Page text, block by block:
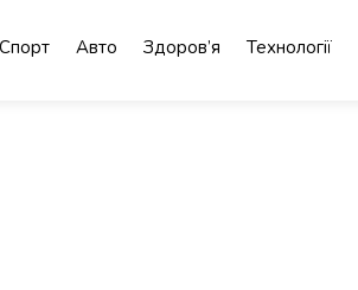
Спорт Авто Здоров’я Технології